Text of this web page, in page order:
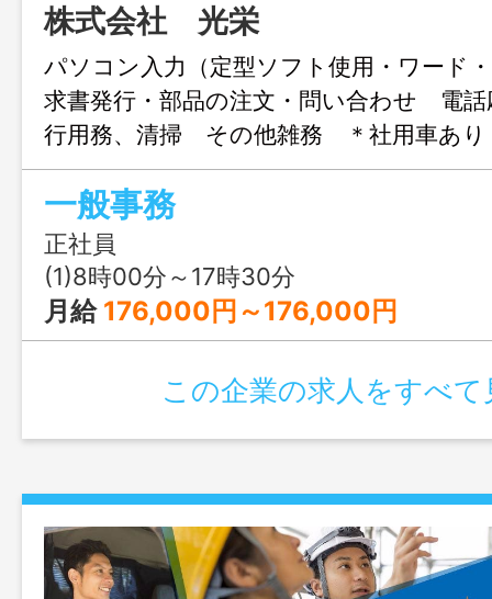
株式会社 光栄
パソコン入力（定型ソフト使用・ワード
求書発行・部品の注文・問い合わせ 電話
行用務、清掃 その他雑務 ＊社用車あり
用する場合もありますが、ガソリン代
す） ＊業務詳細・その他は面接時に説
日が充実しています 子供の学校行事、
は相談可 変更範囲：変更なし
一般事務
正社員
(1)8時00分～17時30分
月給 176,000円～176,000円
この企業の求人をすべて